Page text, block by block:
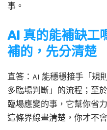
事。
AI 真的能補缺工
補的，先分清楚
直答：AI 能穩穩接手「規
多臨場判斷」的流程；至
臨場應變的事，它幫你省
這條界線畫清楚，你才不